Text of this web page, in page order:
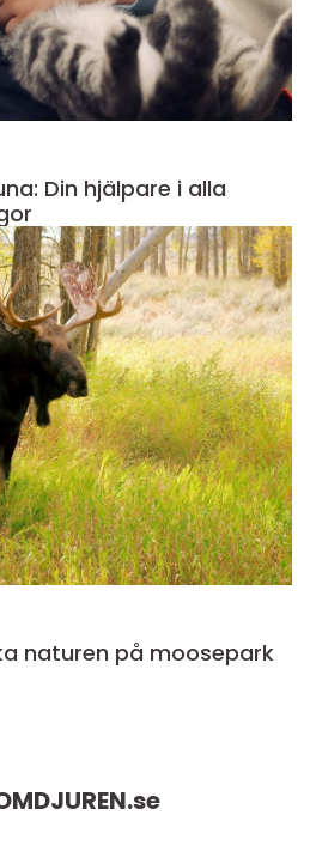
Din hjälpare i alla
naturen på moosepark
se